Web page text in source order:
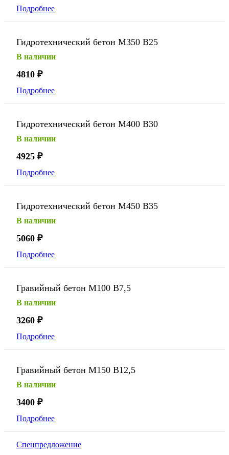
Подробнее
Гидротехнический бетон М350 В25
В наличии
4810 ₽
Подробнее
Гидротехнический бетон М400 В30
В наличии
4925 ₽
Подробнее
Гидротехнический бетон М450 В35
В наличии
5060 ₽
Подробнее
Гравийный бетон М100 В7,5
В наличии
3260 ₽
Подробнее
Гравийный бетон М150 В12,5
В наличии
3400 ₽
Подробнее
Спецпредложение